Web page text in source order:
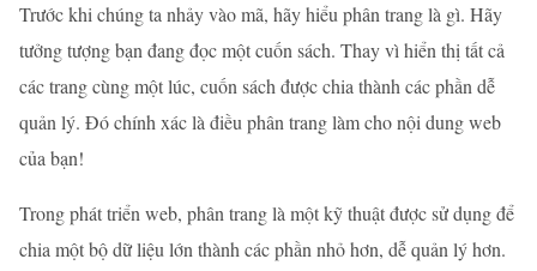
Trước khi chúng ta nhảy vào mã, hãy hiểu phân trang là gì. Hãy
tưởng tượng bạn đang đọc một cuốn sách. Thay vì hiển thị tất cả
các trang cùng một lúc, cuốn sách được chia thành các phần dễ
quản lý. Đó chính xác là điều phân trang làm cho nội dung web
của bạn!
Trong phát triển web, phân trang là một kỹ thuật được sử dụng để
chia một bộ dữ liệu lớn thành các phần nhỏ hơn, dễ quản lý hơn.